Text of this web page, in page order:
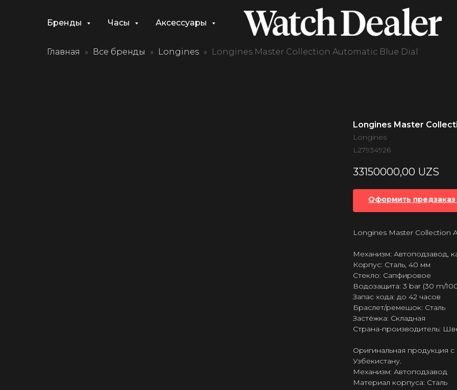
Бренды Часы Аксессуары
Главная Все бренды Longines Longines Master Collection Automatic Blue Dial
Longines Master
Longines
L27934926
33150000,00 UZS
Оформить
Longines Master Collection
Механизм: Автоподзавод,
Корпус: Сталь, 40 мм
Стекло: Сапфировое
Водозащита: 3 bar (30 m/
Запас хода: до 42 часов
Браслет/ремешок: Сталь
Застёжка: Складная
Страна-производитель:
Оригинальная продукция
Узбекистану.
Механизм: Автоподзавод
Материал корпуса: Сталь